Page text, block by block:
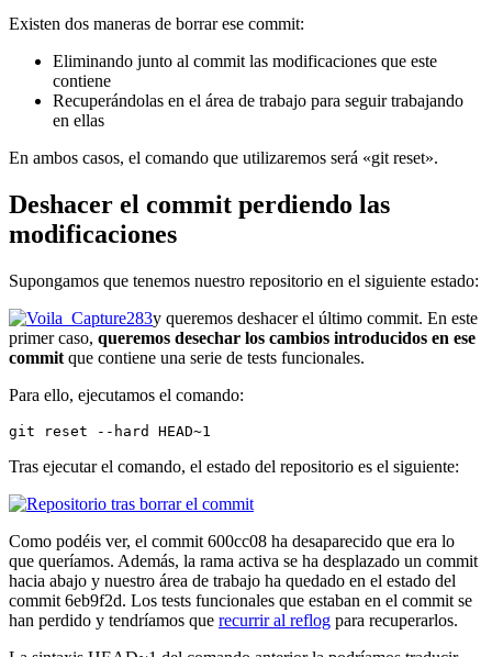
Existen dos maneras de borrar ese commit:
Eliminando junto al commit las modificaciones que este
contiene
Recuperándolas en el área de trabajo para seguir trabajando
en ellas
En ambos casos, el comando que utilizaremos será «git reset».
Deshacer el commit perdiendo las
modificaciones
Supongamos que tenemos nuestro repositorio en el siguiente estado:
y queremos deshacer el último commit. En este
primer caso, queremos desechar los cambios introducidos en ese
commit que contiene una serie de tests funcionales.
Para ello, ejecutamos el comando:
git reset --hard HEAD~1
Tras ejecutar el comando, el estado del repositorio es el siguiente:
Como podéis ver, el commit 600cc08 ha desaparecido que era lo
que queríamos. Además, la rama activa se ha desplazado un commit
hacia abajo y nuestro área de trabajo ha quedado en el estado del
commit 6eb9f2d. Los tests funcionales que estaban en el commit se
han perdido y tendríamos que recurrir al reflog para recuperarlos.